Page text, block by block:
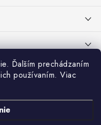
Ďalším prechádzaním
používaním. Viac